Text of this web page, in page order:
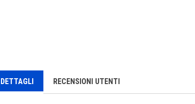
DETTAGLI RECENSIONI UTENTI